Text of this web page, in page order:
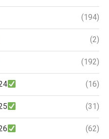
(194)
(2)
(192)
(16)
(31)
(62)